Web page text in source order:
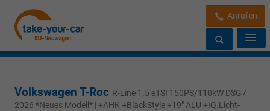
Anrufen
Volkswagen T-Roc R-Line 1.5 eTSI 150PS/110kW DSG7
2026 *Neues Modell* | +AHK +BlackStyle +19" ALU +IQ.Licht-